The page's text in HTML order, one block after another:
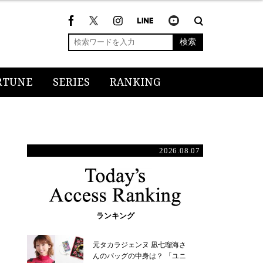
検索
SERIES RANKING
2026.08.07
ランキング
元タカラジェンヌ 凪七瑠海さ
んのバッグの中身は？ 「ユニ